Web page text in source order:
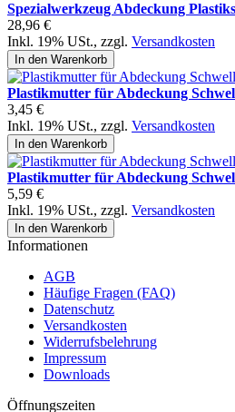
Spezialwerkzeug Abdeckung
28,96 €
Inkl. 19% USt., zzgl. Versandkosten
In den Warenkorb
Plastikmutter für Abdeckung
3,45 €
Inkl. 19% USt., zzgl. Versandkosten
In den Warenkorb
Plastikmutter für Abdeckung
5,59 €
Inkl. 19% USt., zzgl. Versandkosten
In den Warenkorb
Informationen
AGB
Häufige Fragen (FAQ)
Datenschutz
Versandkosten
Widerrufsbelehrung
Impressum
Downloads
Öffnungszeiten